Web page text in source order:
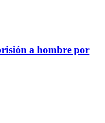
a hombre por